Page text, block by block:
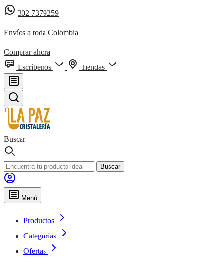
302 7379259
Envíos a toda Colombia
Comprar ahora
Escríbenos
Tiendas
Buscar
Buscar
Menú
Productos
Categorías
Ofertas